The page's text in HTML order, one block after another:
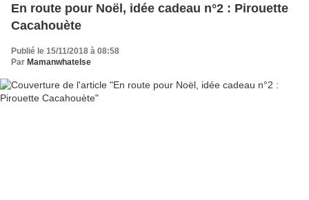
En route pour Noël, idée cadeau n°2 : Pirouette
Cacahouète
Publié le 15/11/2018 à 08:58
Par Mamanwhatelse